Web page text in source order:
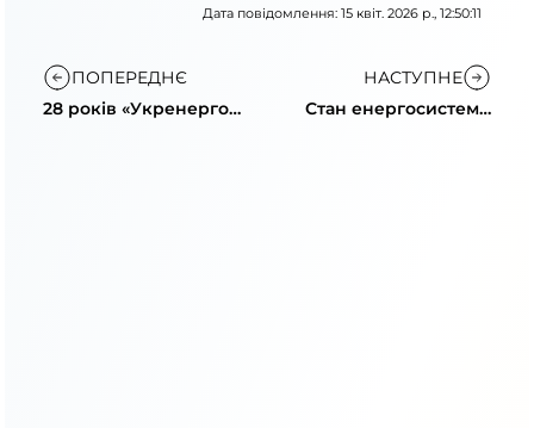
Дата повідомлення: 15 квіт. 2026 р., 12:50:11
ПОПЕРЕДНЄ
28 років «Укренерго»:
НАСТУПНЕ
Стан енергосистеми